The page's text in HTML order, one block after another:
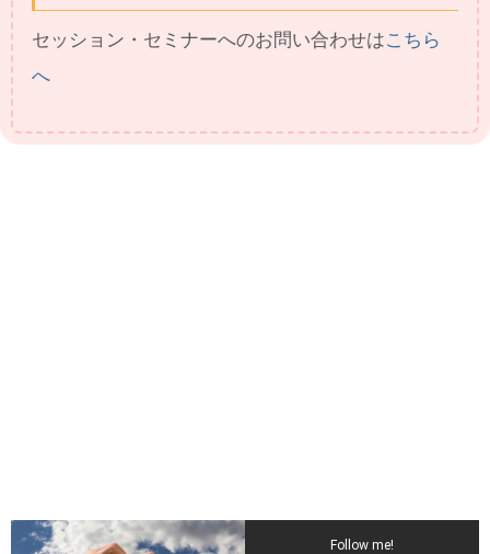
セッション・セミナーへのお問い合わせはこちら
へ
Follow me!